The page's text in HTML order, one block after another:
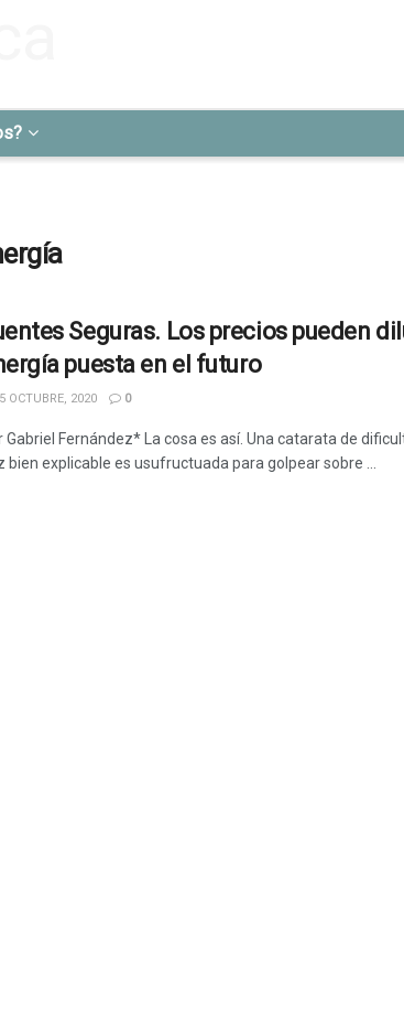
Seguras. Los precios pueden
puesta en el futuro
OCTUBRE, 2020 0
Gabriel Fernández* La cosa es así. Una catarata de
bien explicable es usufructuada para golpear sobre ...